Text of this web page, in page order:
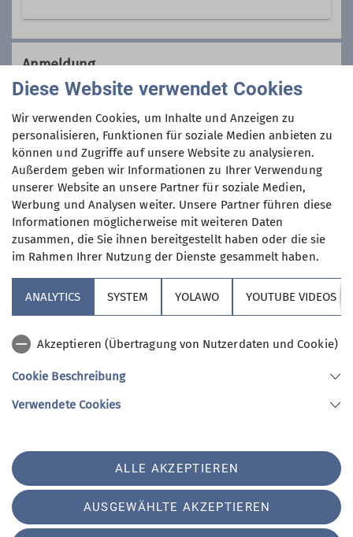
Wir sind eine Gemeinschaft von
Wanderfreunden innerhalb der
Sektion, die
hauptsächlich jeden
Dienstag und Mittwoch, aber auch an
anderen Wochentagen in freier Natur
unterwegs sind.
Wer kann sich das wochentags
leisten?
Nun, alle die aus dem Berufsleben
ausgeschieden sind oder sonst über
ihre Zeit frei verfügen können und
körperlich in guter Verfassung sind.
Neben anspruchvollen Bergtouren
(bis ca. 1400 Höhenmeter) stehen
auch leichtere Berg- und
Flachwanderungen (ca. 15 bis 20 km)
auf unserem Programm. Dazu kommen
Kulturfahrten und -veranstaltungen
Wanderwoche in den Bergen sowie im
An den Tourentagen werden die
unterschiedlichsten Unternehmungen
angeboten. Bei unserem vielfältigen
Tourenangebot ist es unser Bestreben,
dass für alle Interessierten und für
Anmeldung
Anmeldung bis
13.05.2025
Maximale Teilnehmeranzahl
9
Sektion Vierseenland des Deutschen Alpenvereins e.V.
Hauptstraße 42
82229 Seefeld
Telefon +4981529839280
Diese Website verwendet Cookies
Wir verwenden Cookies, um Inhalte und Anzeigen zu
personalisieren, Funktionen für soziale Medien anbieten zu
können und Zugriffe auf unsere Website zu analysieren.
Außerdem geben wir Informationen zu Ihrer Verwendung
unserer Website an unsere Partner für soziale Medien,
Werbung und Analysen weiter. Unsere Partner führen diese
Informationen möglicherweise mit weiteren Daten
zusammen, die Sie ihnen bereitgestellt haben oder die sie
im Rahmen Ihrer Nutzung der Dienste gesammelt haben.
ANALYTICS SYSTEM YOLAWO YOUTUBE VIDEOS
Akzeptieren (Übertragung von Nutzerdaten und Cookie)
Cookie Beschreibung
Verwendete Cookies
ALLE AKZEPTIEREN
AUSGEWÄHLTE AKZEPTIEREN